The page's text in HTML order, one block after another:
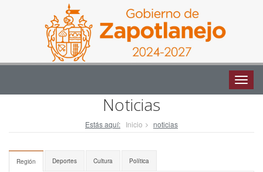
Noticias
Estás aquí: Inicio noticias
Región Deportes Cultura Política